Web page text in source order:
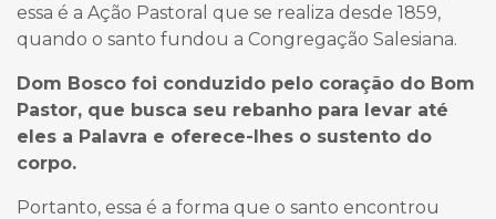
essa é a Ação Pastoral que se realiza desde 1859,
quando o santo fundou a Congregação Salesiana.
Dom Bosco foi conduzido pelo coração do Bom
Pastor, que busca seu rebanho para levar até
eles a Palavra e oferece-lhes o sustento do
corpo.
Portanto, essa é a forma que o santo encontrou